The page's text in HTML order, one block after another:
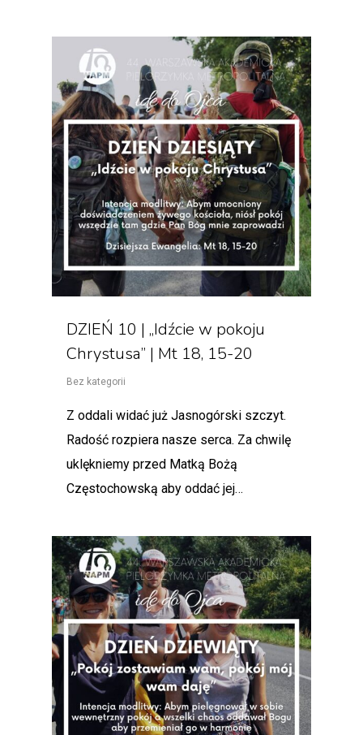
DZIEŃ 10 | „Idźcie w pokoju
Chrystusa” | Mt 18, 15-20
Bez kategorii
Z oddali widać już Jasnogórski szczyt.
Radość rozpiera nasze serca. Za chwilę
uklękniemy przed Matką Bożą
Częstochowską aby oddać jej…